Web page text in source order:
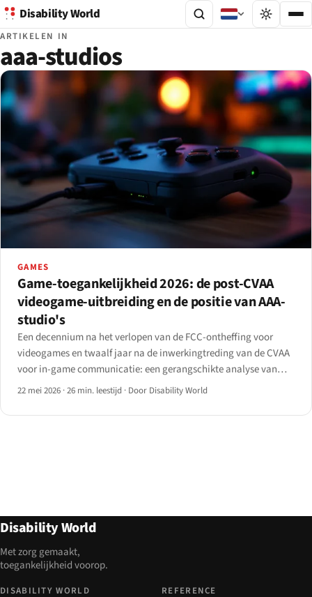
Disability World
ARTIKELEN IN
aaa-studios
GAMES
Game-toegankelijkheid 2026: de post-CVAA
videogame-uitbreiding en de positie van AAA-
studio's
Een decennium na het verlopen van de FCC-ontheffing voor
videogames en twaalf jaar na de inwerkingtreding van de CVAA
voor in-game communicatie: een gerangschikte analyse van
tien grote AAA-uitgevers en de verwachte handhavingscurve
22 mei 2026 ·26 min. leestijd · Door Disability World
Disability World
Met zorg gemaakt,
toegankelijkheid voorop.
DISABILITY WORLD REFERENCE